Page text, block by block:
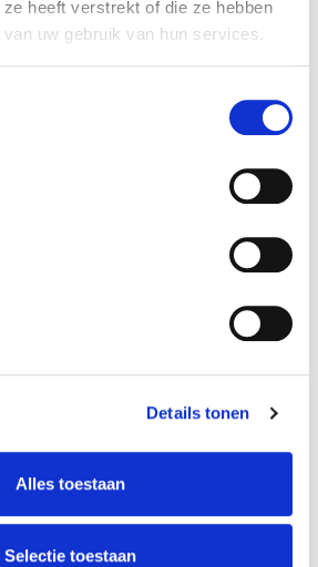
heeft verstrekt of die ze hebben
uw gebruik van hun services.
Details tonen
Alles toestaan
Selectie toestaan